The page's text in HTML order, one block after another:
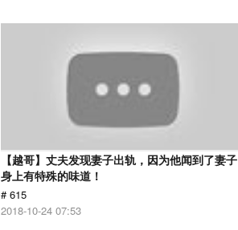
【越哥】丈夫发现妻子出轨，因为他闻到了妻子
身上有特殊的味道！
# 615
2018-10-24 07:53